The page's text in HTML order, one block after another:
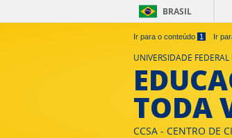
Ir para o conteúdo 1 Ir
BRASIL
UNIVERSIDADE
TODA
CCSA - CENTRO DE